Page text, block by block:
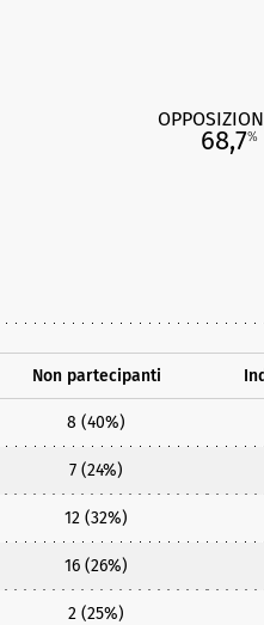
68,7%
Non partecipanti
8 (40%)
7 (24%)
12 (32%)
16 (26%)
2 (25%)